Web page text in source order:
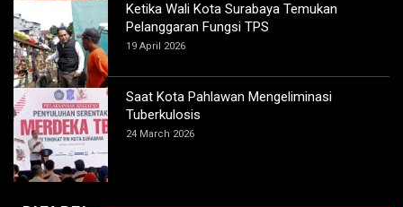
Ketika Wali Kota Surabaya Temukan
Pelanggaran Fungsi TPS
19 April 2026
Saat Kota Pahlawan Mengeliminasi
Tuberkulosis
24 March 2026